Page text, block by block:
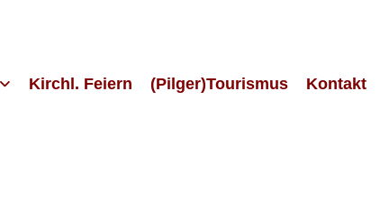
Kirchl. Feiern (Pilger)Tourismus Kontakt